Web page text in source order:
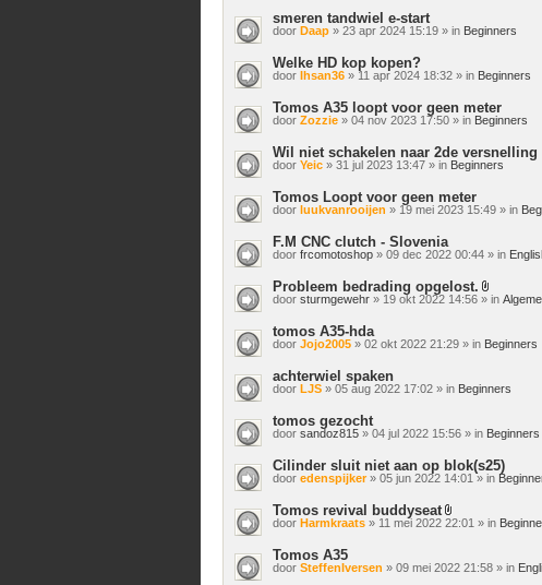
smeren tandwiel e-start
door Daap» 23 apr 2024 15:19 » in Beginners
Welke HD kop kopen?
door Ihsan36» 11 apr 2024 18:32 » in Beginners
Tomos A35 loopt voor geen meter
door Zozzie» 04 nov 2023 17:50 » in Beginners
Wil niet schakelen naar 2de versnelling
door Yeic» 31 jul 2023 13:47 » in Beginners
Tomos Loopt voor geen meter
door luukvanrooijen » 19 mei 2023 15:49 » in
F.M CNC clutch - Slovenia
door frcomotoshop» 09 dec 2022 00:44 » in
Probleem bedrading opgelost.
Bijlage(n)
door sturmgewehr» 19 okt 2022 14:56 » in
tomos A35-hda
door Jojo2005» 02 okt 2022 21:29 » in Beginners
achterwiel spaken
door LJS» 05 aug 2022 17:02 » in Beginners
tomos gezocht
door sandoz815» 04 jul 2022 15:56 » in Beginners
Cilinder sluit niet aan op blok(s25)
door edenspijker» 05 jun 2022 14:01 » in
Tomos revival buddyseat
Bijlage(n)
door Harmkraats» 11 mei 2022 22:01 » in
Tomos A35
door SteffenIversen » 09 mei 2022 21:58 » in